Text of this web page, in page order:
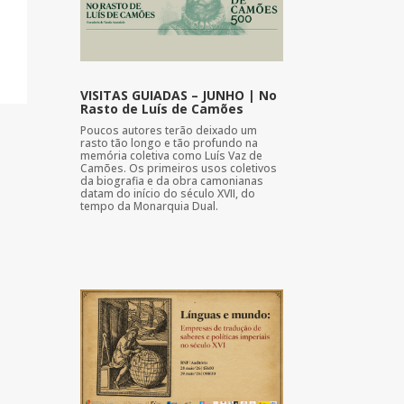
VISITAS GUIADAS – JUNHO | No
Rasto de Luís de Camões
Poucos autores terão deixado um
rasto tão longo e tão profundo na
memória coletiva como Luís Vaz de
Camões. Os primeiros usos coletivos
da biografia e da obra camonianas
datam do início do século XVII, do
tempo da Monarquia Dual.